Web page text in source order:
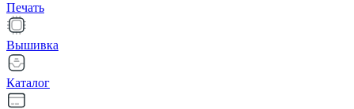
Печать
Вышивка
Каталог